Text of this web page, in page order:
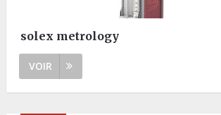
solex metrology
VOIR